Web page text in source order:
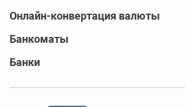
Онлайн-конвертация валюты
Банкоматы
Банки